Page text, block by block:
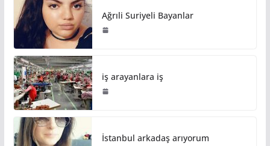
Ağrıli Suriyeli Bayanlar
iş arayanlara iş
İstanbul arkadaş arıyorum